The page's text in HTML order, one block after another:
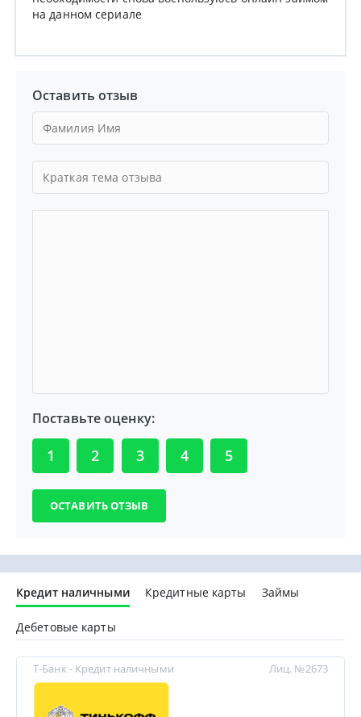
на данном сериале
Оставить отзыв
Поставьте оценку:
1 2 3 4 5
Кредит наличными Кредитные карты Займы
Дебетовые карты
Т-Банк - Кредит наличными Лиц. №2673